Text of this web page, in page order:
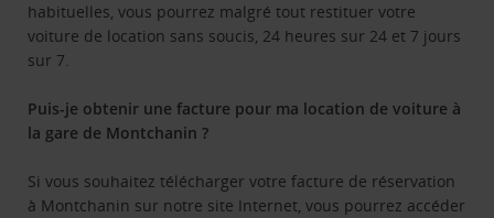
habituelles, vous pourrez malgré tout restituer votre
voiture de location sans soucis, 24 heures sur 24 et 7 jours
sur 7.
Puis-je obtenir une facture pour ma location de voiture à
la gare de Montchanin ?
Si vous souhaitez télécharger votre facture de réservation
à Montchanin sur notre site Internet, vous pourrez accéder